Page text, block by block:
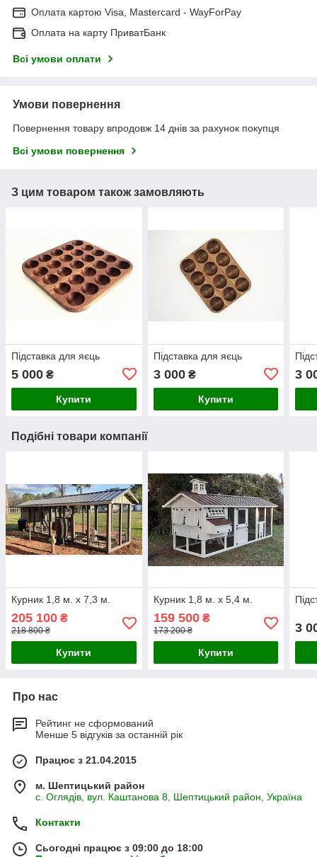
Оплата картою Visa, Mastercard - WayForPay
Оплата на карту ПриватБанк
Всі умови оплати
Умови повернення
Повернення товару впродовж 14 днів за рахунок покупця
Всі умови повернення
З цим товаром також замовляють
Підставка для яєць
5 000 ₴
Купити
Підставка для яєць
3 000₴
Купити
3
Подібні товари компанії
Курник 1,8 м. х 7,3 м.
205 100 ₴
218 800 ₴
Купити
Курник 1,8 м. х 5,4 м.
159 500₴
173 200 ₴
Купити
3
Про нас
Рейтинг не сформований
Менше 5 відгуків за останній рік
Працює з 21.04.2015
м. Шептицький район
с. Оглядів, вул. Каштанова 8, Шептицький район, Україна
Контакти
Сьогодні працює з 09:00 до 18:00